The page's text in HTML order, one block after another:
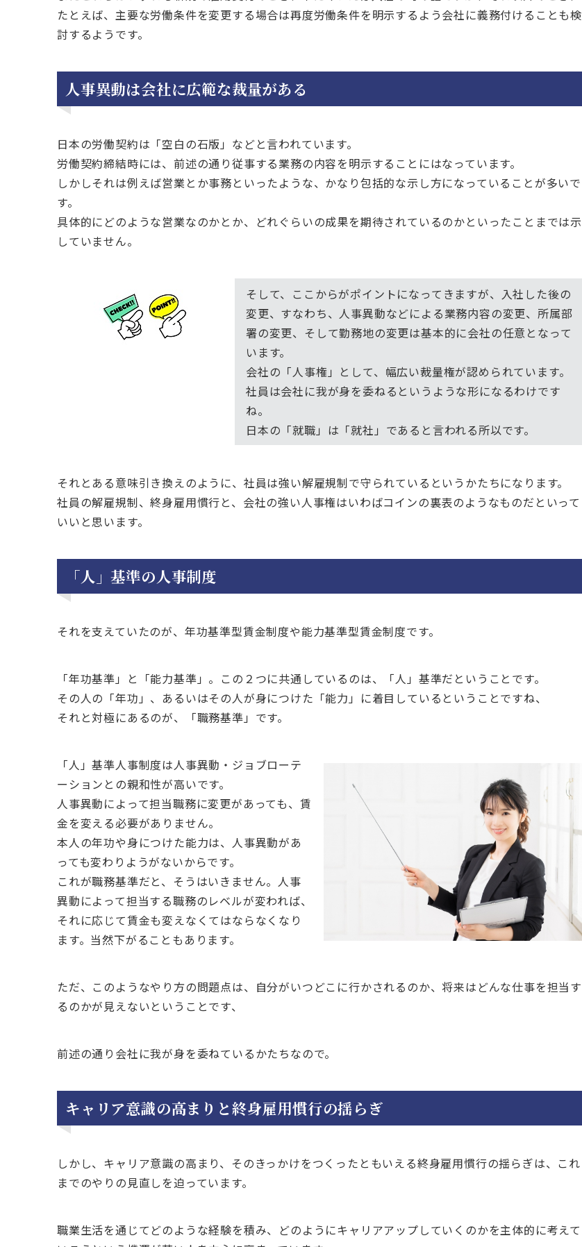
たとえば、主要な労働条件を変更する場合は再度労働条件を明示するよう会社に義務付けることも検
討するようです。
人事異動は会社に広範な裁量がある
日本の労働契約は「空白の石版」などと言われています。
労働契約締結時には、前述の通り従事する業務の内容を明示することにはなっています。
しかしそれは例えば営業とか事務といったような、かなり包括的な示し方になっていることが多いで
す。
具体的にどのような営業なのかとか、どれぐらいの成果を期待されているのかといったことまでは示
していません。
そして、ここからがポイントになってきますが、入社した後の
変更、すなわち、人事異動などによる業務内容の変更、所属部
署の変更、そして勤務地の変更は基本的に会社の任意となって
います。
会社の「人事権」として、幅広い裁量権が認められています。
社員は会社に我が身を委ねるというような形になるわけです
ね。
日本の「就職」は「就社」であると言われる所以です。
それとある意味引き換えのように、社員は強い解雇規制で守られているというかたちになります。
社員の解雇規制、終身雇用慣行と、会社の強い人事権はいわばコインの裏表のようなものだといって
いいと思います。
「人」基準の人事制度
それを支えていたのが、年功基準型賃金制度や能力基準型賃金制度です。
「年功基準」と「能力基準」。この２つに共通しているのは、「人」基準だということです。
その人の「年功」、あるいはその人が身につけた「能力」に着目しているということですね、
それと対極にあるのが、「職務基準」です。
「人」基準人事制度は人事異動・ジョブローテ
ーションとの親和性が高いです。
人事異動によって担当職務に変更があっても、賃
金を変える必要がありません。
本人の年功や身につけた能力は、人事異動があ
っても変わりようがないからです。
これが職務基準だと、そうはいきません。人事
異動によって担当する職務のレベルが変われば、
それに応じて賃金も変えなくてはならなくなり
ます。当然下がることもあります。
ただ、このようなやり方の問題点は、自分がいつどこに行かされるのか、将来はどんな仕事を担当す
るのかが見えないということです、
前述の通り会社に我が身を委ねているかたちなので。
キャリア意識の高まりと終身雇用慣行の揺らぎ
しかし、キャリア意識の高まり、そのきっかけをつくったともいえる終身雇用慣行の揺らぎは、これ
までのやりの見直しを迫っています。
職業生活を通じてどのような経験を積み、どのようにキャリアアップしていくのかを主体的に考えて